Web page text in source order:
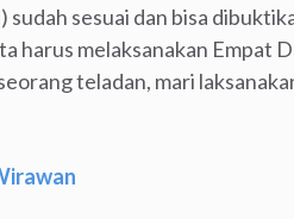
sudah sesuai dan bisa
harus melaksanakan Empat
teladan, mari